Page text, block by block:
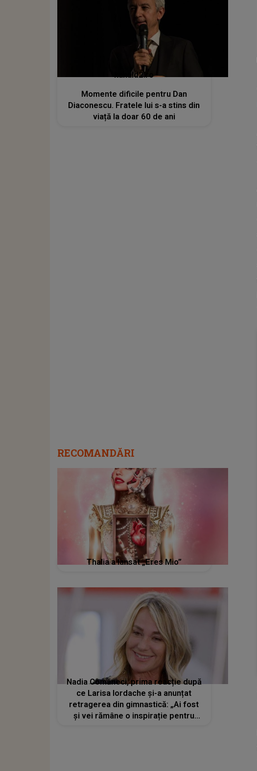
kanald2.ro
Momente dificile pentru Dan
Diaconescu. Fratele lui s-a stins din
viață la doar 60 de ani
RECOMANDĂRI
Thalia a lansat „Eres Mio”
Nadia Comăneci, prima reacție după
ce Larisa Iordache și-a anunțat
retragerea din gimnastică: „Ai fost
și vei rămâne o inspirație pentru